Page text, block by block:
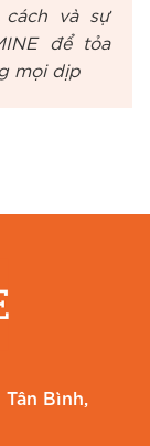
và sự
để tỏa
mọi dịp
Tân Bình,